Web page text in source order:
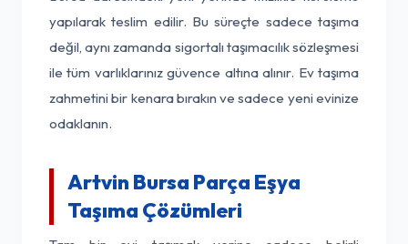
yapılarak teslim edilir. Bu süreçte sadece taşıma
değil, aynı zamanda sigortalı taşımacılık sözleşmesi
ile tüm varlıklarınız güvence altına alınır. Ev taşıma
zahmetini bir kenara bırakın ve sadece yeni evinize
odaklanın.
Artvin Bursa Parça Eşya
Taşıma Çözümleri